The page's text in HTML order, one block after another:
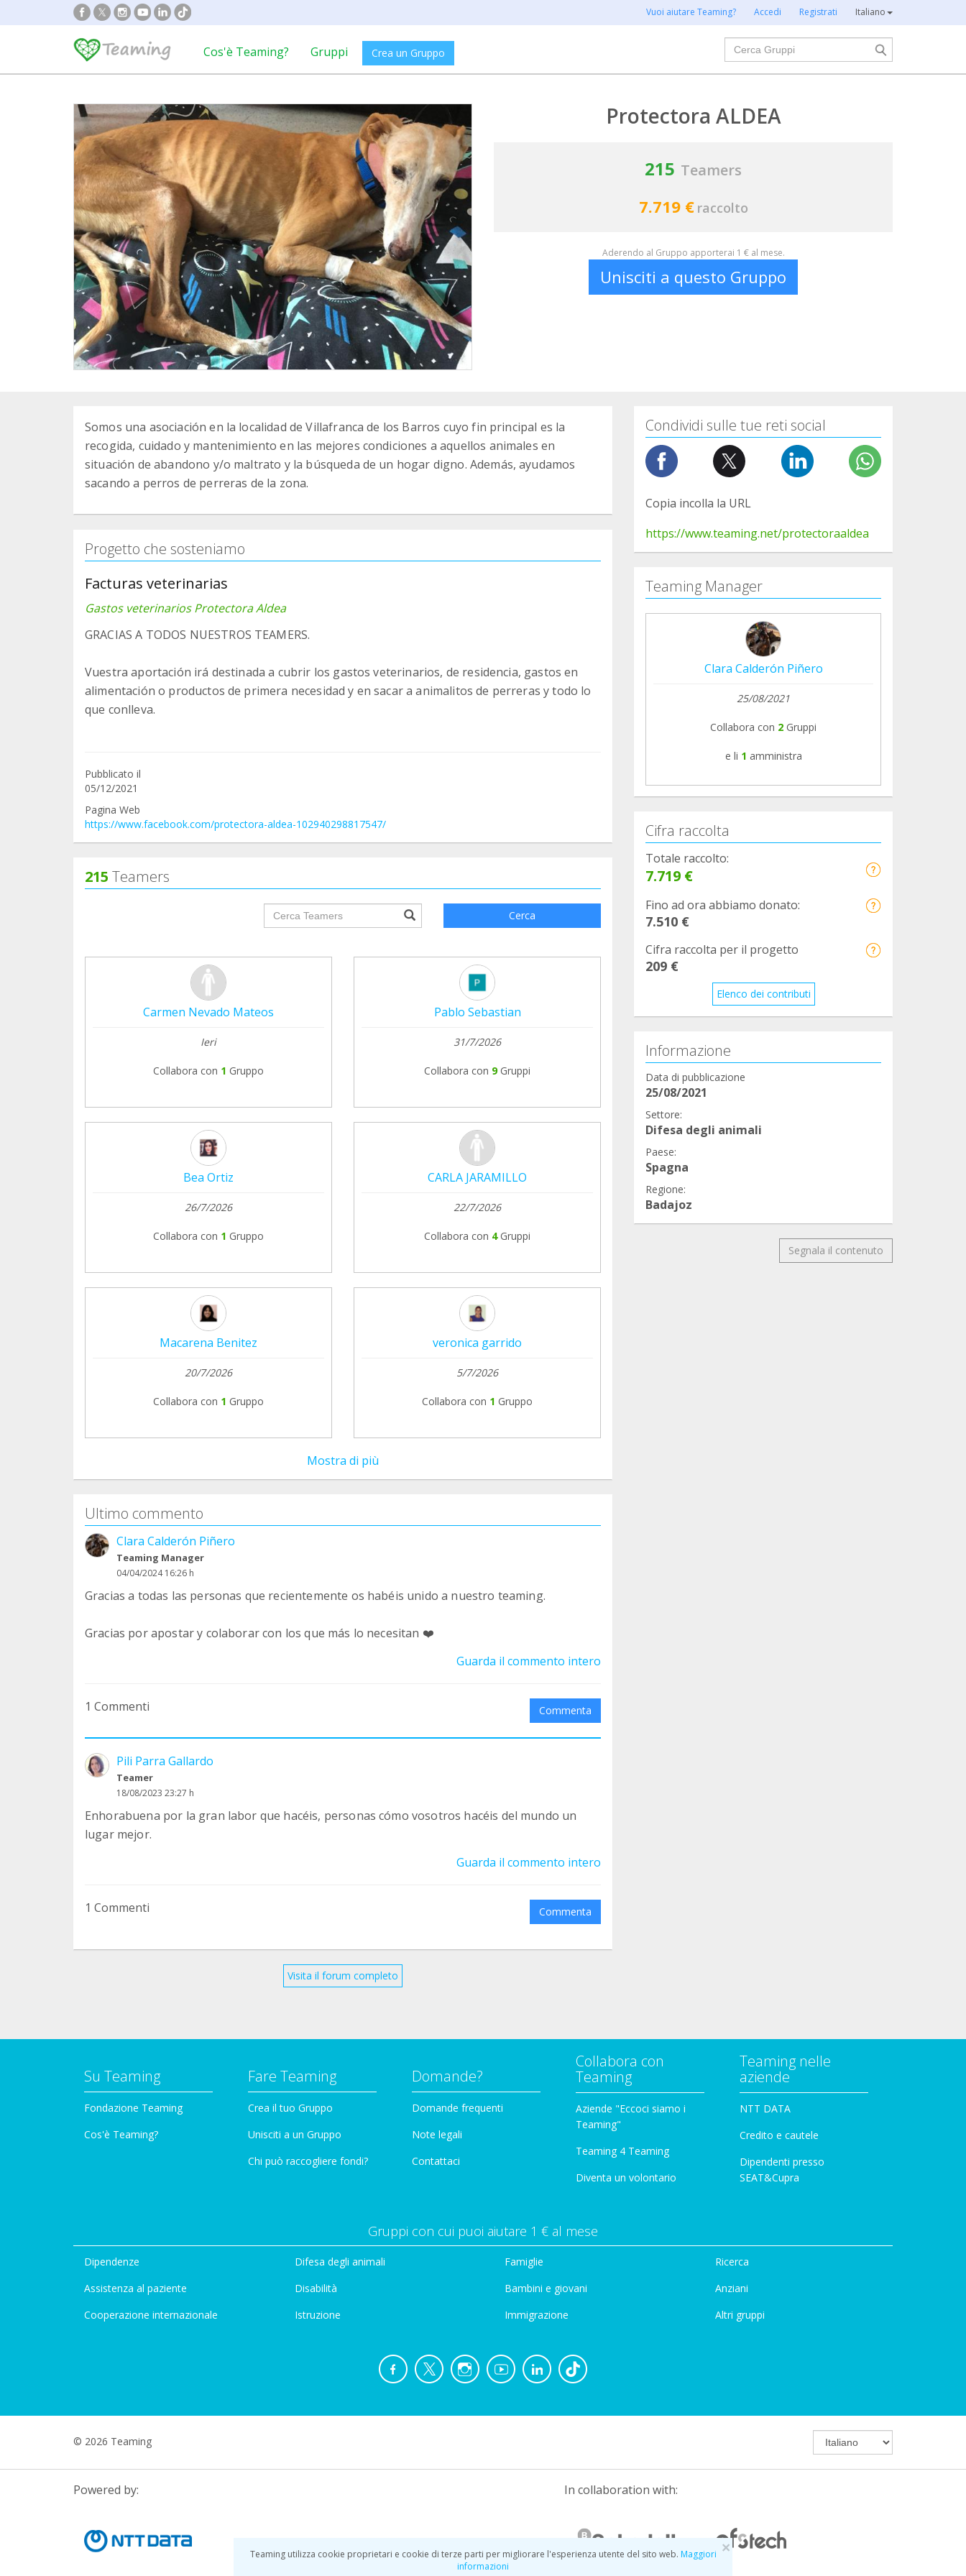
×
Teaming utilizza cookie proprietari e cookie di terze parti per migliorare l'esperienza utente del sito web. Maggiori
informazioni
Vuoi aiutare Teaming? Accedi Registrati Italiano
Cos'è Teaming? Gruppi Crea un Gruppo
Cerca
Protectora ALDEA
215 Teamers
7.719 € raccolto
Aderendo al Gruppo apporterai 1 € al mese.
Unisciti a questo Gruppo
Somos una asociación en la localidad de Villafranca de los Barros cuyo fin principal es la
recogida, cuidado y mantenimiento en las mejores condiciones a aquellos animales en
situación de abandono y/o maltrato y la búsqueda de un hogar digno. Además, ayudamos
sacando a perros de perreras de la zona.
Progetto che sosteniamo
Facturas veterinarias
Gastos veterinarios Protectora Aldea
GRACIAS A TODOS NUESTROS TEAMERS.
Vuestra aportación irá destinada a cubrir los gastos veterinarios, de residencia, gastos en
alimentación o productos de primera necesidad y en sacar a animalitos de perreras y todo lo
que conlleva.
Pubblicato il
05/12/2021
Pagina Web
https://www.facebook.com/protectora-aldea-102940298817547/
215 Teamers
groupProfile.searchForm.search.text??? Cerca
Carmen Nevado Mateos
Ieri
Collabora con 1 Gruppo
Pablo Sebastian
31/7/2026
Collabora con 9 Gruppi
Bea Ortiz
26/7/2026
Collabora con 1 Gruppo
CARLA JARAMILLO
22/7/2026
Collabora con 4 Gruppi
Macarena Benitez
20/7/2026
Collabora con 1 Gruppo
veronica garrido
5/7/2026
Collabora con 1 Gruppo
Mostra di più
Ultimo commento
Clara Calderón Piñero
Teaming Manager
04/04/2024 16:26 h
Gracias a todas las personas que recientemente os habéis unido a nuestro teaming.
Gracias por apostar y colaborar con los que más lo necesitan ❤️
Guarda il commento intero
1 Commenti Commenta
Pili Parra Gallardo
Teamer
18/08/2023 23:27 h
Enhorabuena por la gran labor que hacéis, personas cómo vosotros hacéis del mundo un
lugar mejor.
Guarda il commento intero
1 Commenti Commenta
Visita il forum completo
Condividi sulle tue reti social
Copia incolla la URL
https://www.teaming.net/protectoraaldea
Teaming Manager
Clara Calderón Piñero
25/08/2021
Collabora con 2 Gruppi
e li 1 amministra
Cifra raccolta
Totale raccolto:
7.719 €
Fino ad ora abbiamo donato:
7.510 €
Cifra raccolta per il progetto
209 €
Elenco dei contributi
Informazione
Data di pubblicazione
25/08/2021
Settore:
Difesa degli animali
Paese:
Spagna
Regione:
Badajoz
Segnala il contenuto
Su Teaming
Fondazione Teaming
Cos'è Teaming?
Fare Teaming
Crea il tuo Gruppo
Unisciti a un Gruppo
Chi può raccogliere fondi?
Domande?
Domande frequenti
Note legali
Contattaci
Collabora con
Teaming
Aziende "Eccoci siamo i
Teaming"
Teaming 4 Teaming
Diventa un volontario
Teaming nelle
aziende
NTT DATA
Credito e cautele
Dipendenti presso
SEAT&Cupra
Gruppi con cui puoi aiutare 1 € al mese
Dipendenze
Assistenza al paziente
Cooperazione internazionale
Difesa degli animali
Disabilità
Istruzione
Famiglie
Bambini e giovani
Immigrazione
Ricerca
Anziani
Altri gruppi
© 2026 Teaming
Powered by: In collaboration with: